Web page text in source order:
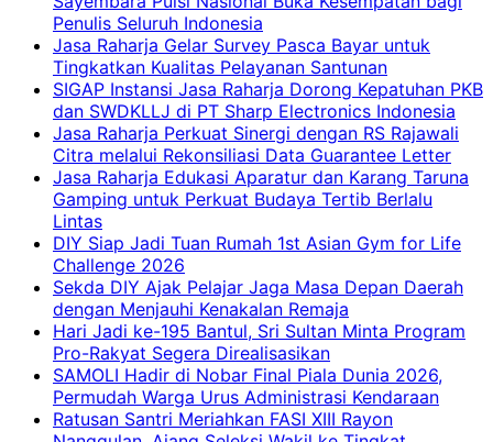
Penulis Seluruh Indonesia
Jasa Raharja Gelar Survey Pasca Bayar untuk
Tingkatkan Kualitas Pelayanan Santunan
SIGAP Instansi Jasa Raharja Dorong Kepatuhan PKB
dan SWDKLLJ di PT Sharp Electronics Indonesia
Jasa Raharja Perkuat Sinergi dengan RS Rajawali
Citra melalui Rekonsiliasi Data Guarantee Letter
Jasa Raharja Edukasi Aparatur dan Karang Taruna
Gamping untuk Perkuat Budaya Tertib Berlalu
Lintas
DIY Siap Jadi Tuan Rumah 1st Asian Gym for Life
Challenge 2026
Sekda DIY Ajak Pelajar Jaga Masa Depan Daerah
dengan Menjauhi Kenakalan Remaja
Hari Jadi ke-195 Bantul, Sri Sultan Minta Program
Pro-Rakyat Segera Direalisasikan
SAMOLI Hadir di Nobar Final Piala Dunia 2026,
Permudah Warga Urus Administrasi Kendaraan
Ratusan Santri Meriahkan FASI XIII Rayon